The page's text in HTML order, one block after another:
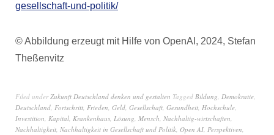
gesellschaft-und-politik/
© Abbildung erzeugt mit Hilfe von OpenAI, 2024, Stefan
Theßenvitz
Filed underZukunft Deutschland denken und gestalten Tagged Bildung, Demokratie,
Deutschland, Fortschritt, Frieden, Geld, Gesellschaft, Gesundheit, Hochschule,
Investition, Kapital, Krankenhaus, Lösung, Mensch, Nachhaltig-wirtschaften,
Nachhaltigkeit, Nachhaltigkeit in Gesellschaft und Politik, Open AI, Perspektiven,